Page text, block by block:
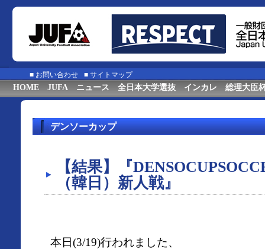
■ お問い合わせ ■ サイトマップ
HOME JUFA ニュース 全日本大学選抜 インカレ 総理大臣
デンソーカップ
【結果】『
（韓日）新人戦』
本日(3/19)行われました、